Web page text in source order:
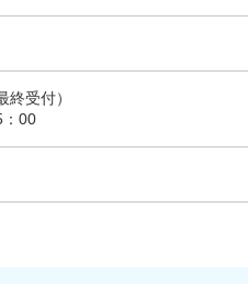
受付）
00